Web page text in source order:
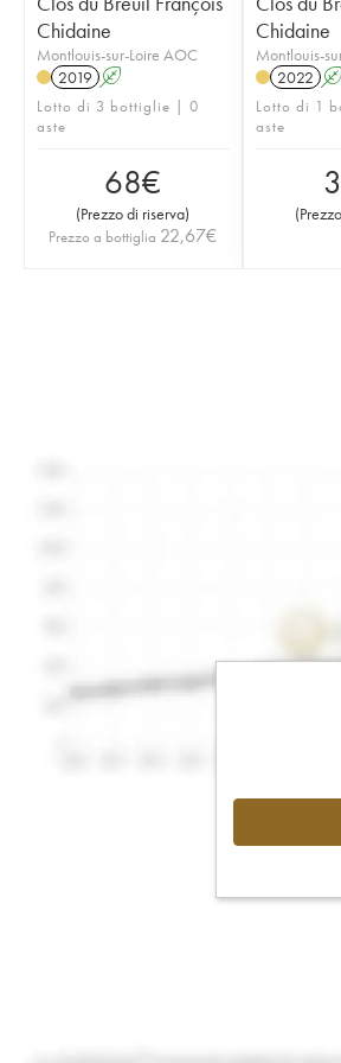
Chidaine
Montlouis-sur-Loire AOC
2019 A
Lotto di 3 bottiglie | 0
aste
68€
(Prezzo di riserva)
Prezzo a bottiglia 22,67€
Chidaine
Montlouis-
2022 A
Lotto di 1
aste
(